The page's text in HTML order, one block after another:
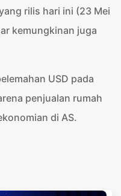
rilis hari ini (23 Mei
kemungkinan juga
USD pada
penjualan rumah
di AS.